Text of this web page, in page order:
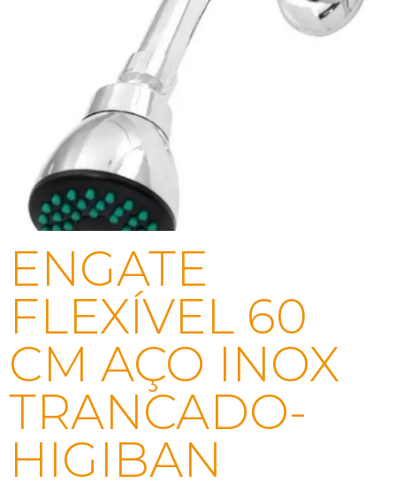
ENGATE
FLEXÍVEL 60
CM AÇO INOX
TRANCADO-
HIGIBAN